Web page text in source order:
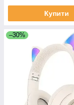
Купити
–30%